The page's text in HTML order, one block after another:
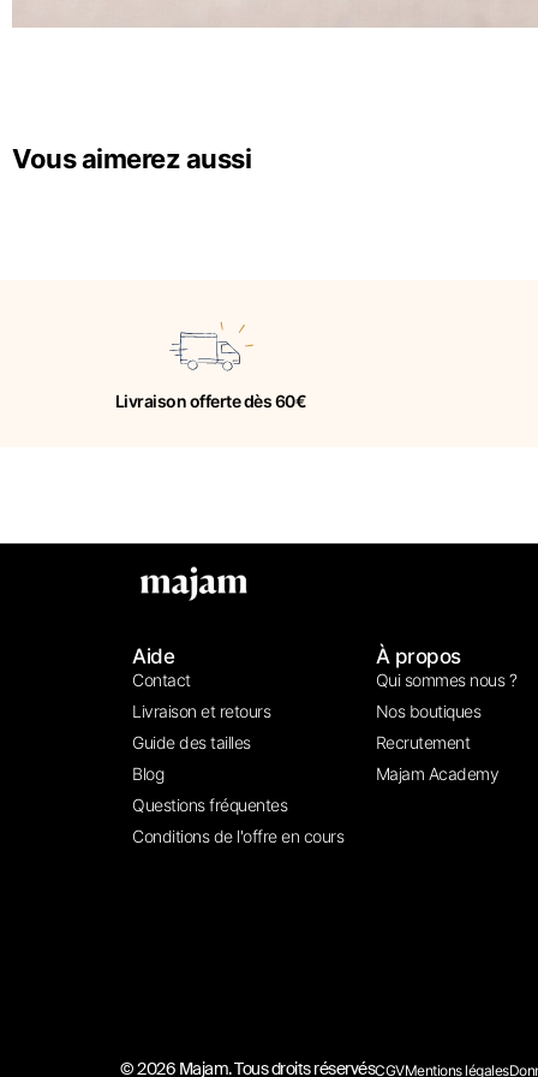
Vous aimerez aussi
Livraison offerte dès 60€
Aide
Contact
Livraison et retours
Guide des tailles
Blog
Questions fréquentes
Conditions de l'offre en cours
À propos
Qui sommes nous ?
Nos boutiques
Recrutement
Majam Academy
© 2026 Majam. Tous droits réservésCGVMentions légales